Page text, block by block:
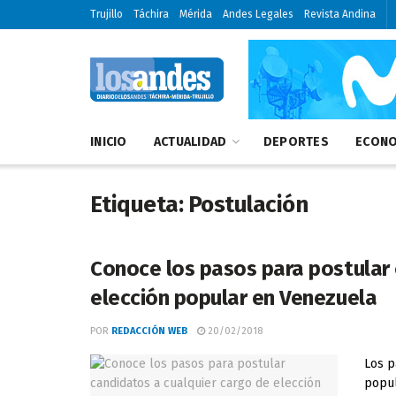
Trujillo Táchira Mérida Andes Legales Revista Andina
INICIO ACTUALIDAD DEPORTES
Etiqueta: Postulación
Conoce los pasos para
elección popular en Venezuela
POR REDACCIÓN WEB 20/02/2018
Los